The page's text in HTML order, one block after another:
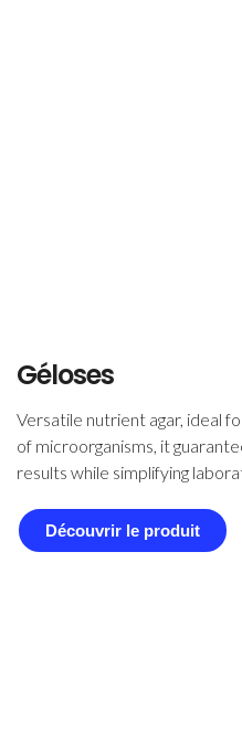
Géloses
Versatile nutrient agar, ideal
of microorganisms, it
results while simplifying
Découvrir le produit